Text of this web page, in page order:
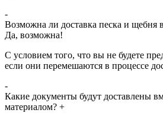
-
Возможна ли доставка песка и щебня
Да, возможна!
С условием того, что вы не будете
если они перемешаются в процессе
-
Какие документы будут доставлены
материалом? +